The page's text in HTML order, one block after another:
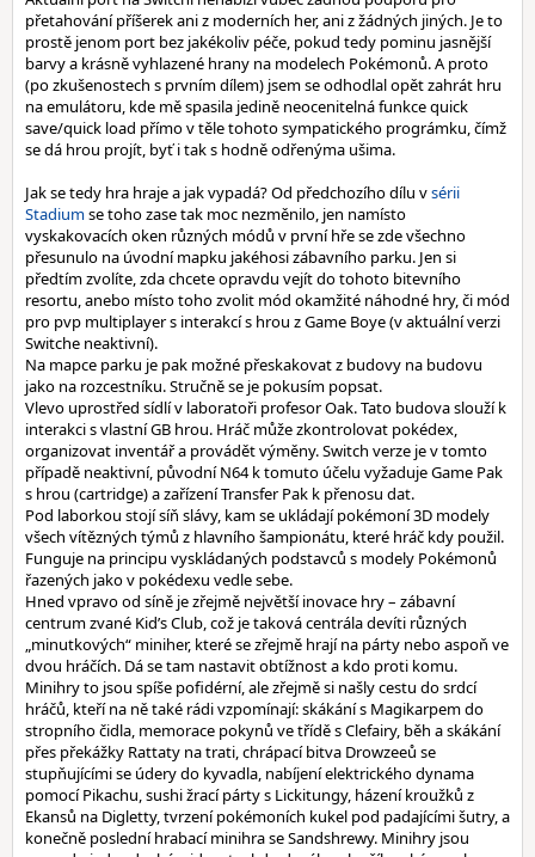
přetahování příšerek ani z moderních her, ani z žádných jiných. Je to
prostě jenom port bez jakékoliv péče, pokud tedy pominu jasnější
barvy a krásně vyhlazené hrany na modelech Pokémonů. A proto
(po zkušenostech s prvním dílem) jsem se odhodlal opět zahrát hru
na emulátoru, kde mě spasila jedině neocenitelná funkce quick
save/quick load přímo v těle tohoto sympatického prográmku, čímž
se dá hrou projít, byť i tak s hodně odřenýma ušima.
Jak se tedy hra hraje a jak vypadá? Od předchozího dílu vsérii
Stadiumse toho zase tak moc nezměnilo, jen namísto
vyskakovacích oken různých módů v první hře se zde všechno
přesunulo na úvodní mapku jakéhosi zábavního parku. Jen si
předtím zvolíte, zda chcete opravdu vejít do tohoto bitevního
resortu, anebo místo toho zvolit mód okamžité náhodné hry, či mód
pro pvp multiplayer s interakcí s hrou z Game Boye (v aktuální verzi
Switche neaktivní).
Na mapce parku je pak možné přeskakovat z budovy na budovu
jako na rozcestníku. Stručně se je pokusím popsat.
Vlevo uprostřed sídlí v laboratoři profesor Oak. Tato budova slouží k
interakci s vlastní GB hrou. Hráč může zkontrolovat pokédex,
organizovat inventář a provádět výměny. Switch verze je v tomto
případě neaktivní, původní N64 k tomuto účelu vyžaduje Game Pak
s hrou (cartridge) a zařízení Transfer Pak k přenosu dat.
Pod laborkou stojí síň slávy, kam se ukládají pokémoní 3D modely
všech vítězných týmů z hlavního šampionátu, které hráč kdy použil.
Funguje na principu vyskládaných podstavců s modely Pokémonů
řazených jako v pokédexu vedle sebe.
Hned vpravo od síně je zřejmě největší inovace hry – zábavní
centrum zvané Kid’s Club, což je taková centrála devíti různých
„minutkových“ miniher, které se zřejmě hrají na párty nebo aspoň ve
dvou hráčích. Dá se tam nastavit obtížnost a kdo proti komu.
Minihry to jsou spíše pofidérní, ale zřejmě si našly cestu do srdcí
hráčů, kteří na ně také rádi vzpomínají: skákání s Magikarpem do
stropního čidla, memorace pokynů ve třídě s Clefairy, běh a skákání
přes překážky Rattaty na trati, chrápací bitva Drowzeeů se
stupňujícími se údery do kyvadla, nabíjení elektrického dynama
pomocí Pikachu, sushi žrací párty s Lickitungy, házení kroužků z
Ekansů na Digletty, tvrzení pokémoních kukel pod padajícími šutry, a
konečně poslední hrabací minihra se Sandshrewy. Minihry jsou